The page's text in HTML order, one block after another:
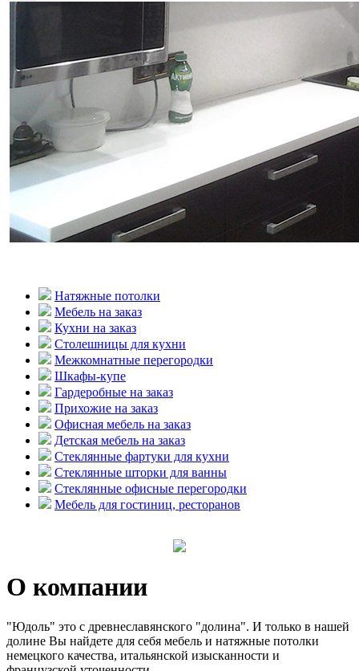
Натяжные потолки
Мебель на заказ
Кухни на заказ
Столешницы для кухни
Межкомнатные перегородки
Шкафы-купе
Гардеробные на заказ
Прихожие на заказ
Офисная мебель на заказ
Детская мебель на заказ
Стеклянные фартуки для кухни
Стеклянные шторки для ванны
Стеклянные офисные перегородки
Мебель для гостиниц, ресторанов
О компании
"Юдоль" это с древнеславянского "долина". И только в нашей
долине Вы найдете для себя мебель и натяжные потолки
немецкого качества, итальянской изысканности и